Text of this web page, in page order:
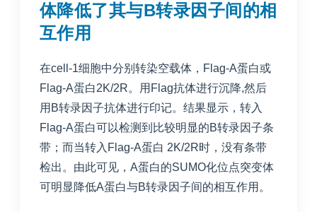
体降低了其与B转录因子间的相
互作用
在cell-1细胞中分别转染空载体，Flag-A蛋白或
Flag-A蛋白2K/2R。用Flag抗体进行沉降,然后
用B转录因子抗体进行印记。结果显示，转入
Flag-A蛋白可以检测到比较明显的B转录因子条
带；而当转入Flag-A蛋白 2K/2R时，没有条带
检出。由此可见，A蛋白的SUMO化位点突变体
可明显降低A蛋白与B转录因子间的相互作用。